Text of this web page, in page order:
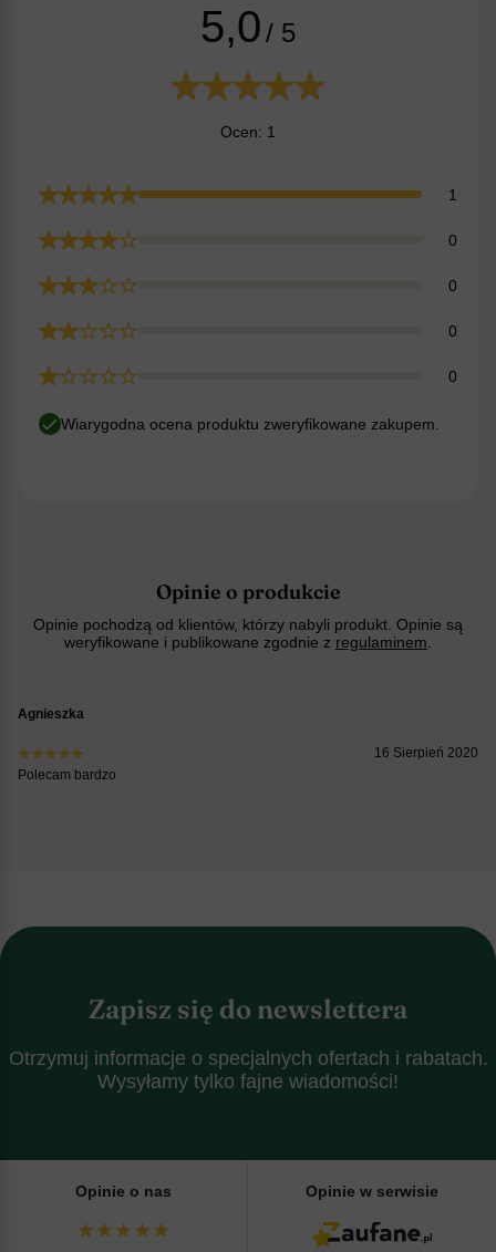
5,0/ 5
Ocen: 1
1
0
0
0
0
Wiarygodna ocena produktu zweryfikowane zakupem.
Opinie o produkcie
Opinie pochodzą od klientów, którzy nabyli produkt. Opinie są
weryfikowane i publikowane zgodnie z regulaminem
Agnieszka
16 Sierpień 2020
Polecam bardzo
Zapisz się do newslettera
Otrzymuj informacje o specjalnych ofertach i rabatach.
Wysyłamy tylko fajne wiadomości!
Opinie o nas Opinie w serwisie